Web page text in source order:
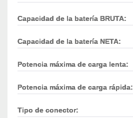
Capacidad de la batería BRUTA:
Capacidad de la batería NETA:
Potencia máxima de carga lenta:
Potencia máxima de carga rápida:
Tipo de conector: